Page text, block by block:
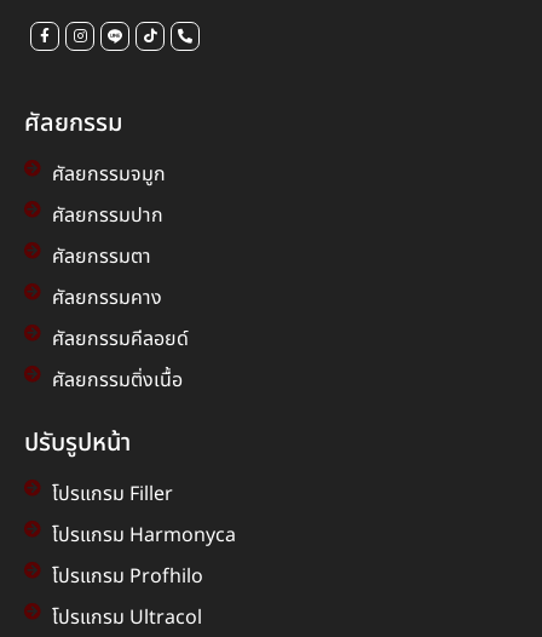
ศัลยกรรม
ศัลยกรรมจมูก
ศัลยกรรมปาก
ศัลยกรรมตา
ศัลยกรรมคาง
ศัลยกรรมคีลอยด์
ศัลยกรรมติ่งเนื้อ
ปรับรูปหน้า
โปรแกรม Filler
โปรแกรม Harmonyca
โปรแกรม Profhilo
โปรแกรม Ultracol